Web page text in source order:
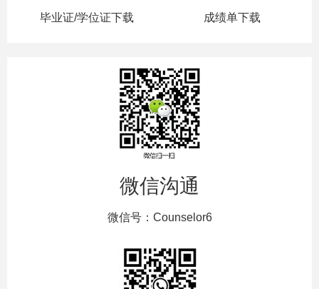
毕业证/学位证下载 成绩单下载
微信沟通
微信号：Counselor6